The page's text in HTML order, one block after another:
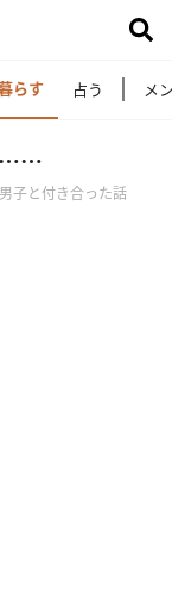
らす 占う メ
……
子と付き合った話